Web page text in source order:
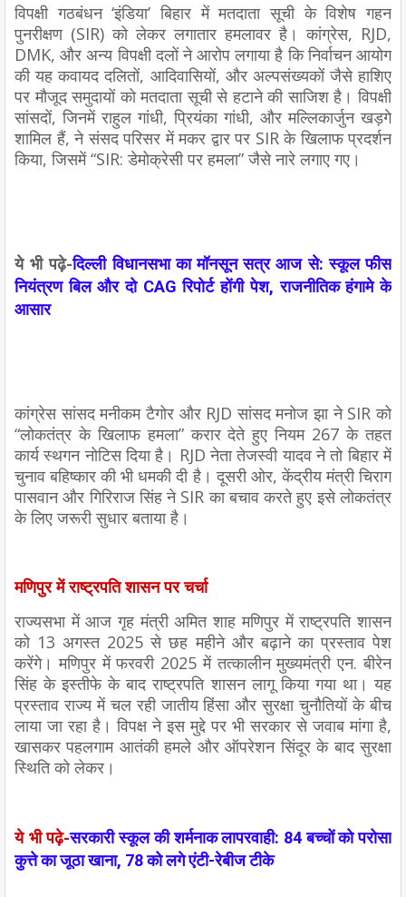
विपक्षी गठबंधन ‘इंडिया’ बिहार में मतदाता सूची के विशेष गहन
पुनरीक्षण (SIR) को लेकर लगातार हमलावर है। कांग्रेस, RJD,
DMK, और अन्य विपक्षी दलों ने आरोप लगाया है कि निर्वाचन आयोग
की यह कवायद दलितों, आदिवासियों, और अल्पसंख्यकों जैसे हाशिए
पर मौजूद समुदायों को मतदाता सूची से हटाने की साजिश है। विपक्षी
सांसदों, जिनमें राहुल गांधी, प्रियंका गांधी, और मल्लिकार्जुन खड़गे
शामिल हैं, ने संसद परिसर में मकर द्वार पर SIR के खिलाफ प्रदर्शन
किया, जिसमें “SIR: डेमोक्रेसी पर हमला” जैसे नारे लगाए गए।
ये भी पढ़े-दिल्ली विधानसभा का मॉनसून सत्र आज से: स्कूल फीस
नियंत्रण बिल और दो CAG रिपोर्ट होंगी पेश, राजनीतिक हंगामे के
आसार
कांग्रेस सांसद मनीकम टैगोर और RJD सांसद मनोज झा ने SIR को
“लोकतंत्र के खिलाफ हमला” करार देते हुए नियम 267 के तहत
कार्य स्थगन नोटिस दिया है। RJD नेता तेजस्वी यादव ने तो बिहार में
चुनाव बहिष्कार की भी धमकी दी है। दूसरी ओर, केंद्रीय मंत्री चिराग
पासवान और गिरिराज सिंह ने SIR का बचाव करते हुए इसे लोकतंत्र
के लिए जरूरी सुधार बताया है।
मणिपुर में राष्ट्रपति शासन पर चर्चा
राज्यसभा में आज गृह मंत्री अमित शाह मणिपुर में राष्ट्रपति शासन
को 13 अगस्त 2025 से छह महीने और बढ़ाने का प्रस्ताव पेश
करेंगे। मणिपुर में फरवरी 2025 में तत्कालीन मुख्यमंत्री एन. बीरेन
सिंह के इस्तीफे के बाद राष्ट्रपति शासन लागू किया गया था। यह
प्रस्ताव राज्य में चल रही जातीय हिंसा और सुरक्षा चुनौतियों के बीच
लाया जा रहा है। विपक्ष ने इस मुद्दे पर भी सरकार से जवाब मांगा है,
खासकर पहलगाम आतंकी हमले और ऑपरेशन सिंदूर के बाद सुरक्षा
स्थिति को लेकर।
ये भी पढ़े-सरकारी स्कूल की शर्मनाक लापरवाही: 84 बच्चों को परोसा
कुत्ते का जूठा खाना, 78 को लगे एंटी-रेबीज टीके